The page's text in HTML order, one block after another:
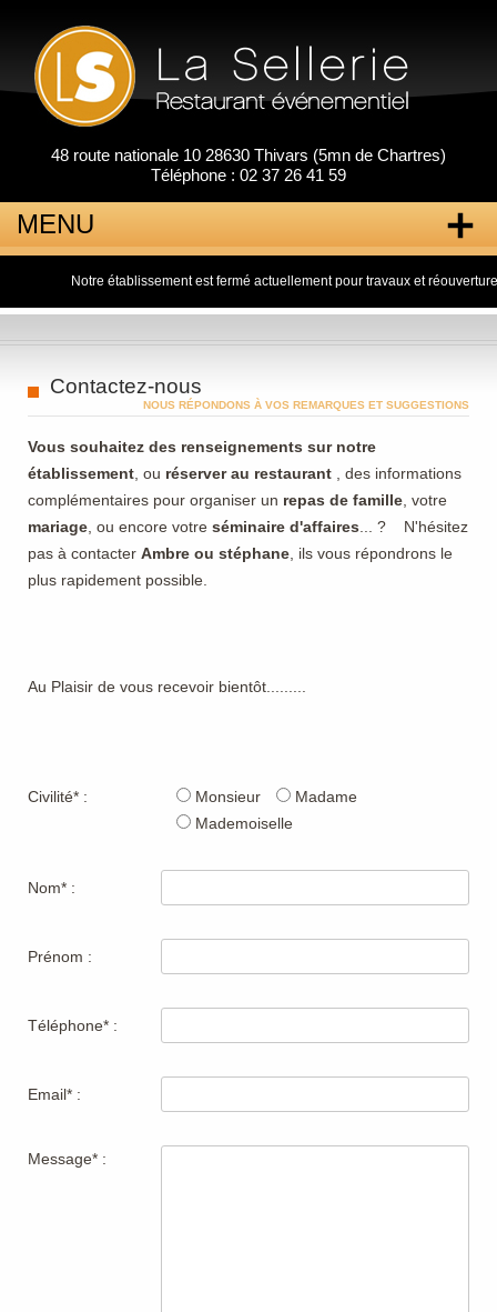
48 route nationale 10 28630 Thivars (5mn de Chartres)
Téléphone : 02 37 26 41 59
MENU
au
Notre établissement est fermé actuellement pour travaux et réouverture
Contactez-nous
NOUS RÉPONDONS À VOS REMARQUES ET SUGGESTIONS
Vous souhaitez des renseignements sur notre
établissement , ou réserver au restaurant , des informations
complémentaires pour organiser un repas de famille , votre
mariage , ou encore votre séminaire d'affaires ... ? N'hésitez
pas à contacter Ambre ou stéphane , ils vous répondrons le
plus rapidement possible.
Au Plaisir de vous recevoir bientôt.........
Civilité* : Monsieur
Madame
Mademoiselle
Nom* :
Prénom :
Téléphone* :
Email* :
Message* :